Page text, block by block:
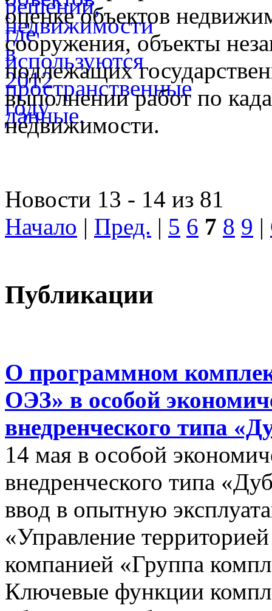
оценке объектов
сооружения, объекты
подлежащих
выполнении работ по
недвижимости.
Новости 13 - 14 из 81
Начало | Пред. | 5 6 7 8 9 |
Публикации
О программном
ОЭЗ» в особой
внедренческого типа
14 мая в особой
внедренческого типа
ввод в опытную
«Управление
компанией «Группа
Ключевые функции